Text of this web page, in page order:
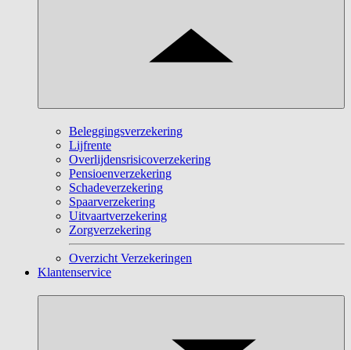
Beleggingsverzekering
Lijfrente
Overlijdensrisicoverzekering
Pensioenverzekering
Schadeverzekering
Spaarverzekering
Uitvaartverzekering
Zorgverzekering
Overzicht Verzekeringen
Klantenservice